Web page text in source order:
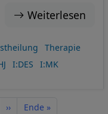
Weiterlesen
Therapie
I:DES I:MK
Nächste Seite
›› Letzte Seite
Ende »